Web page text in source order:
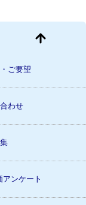
ご要望
わせ
アンケート